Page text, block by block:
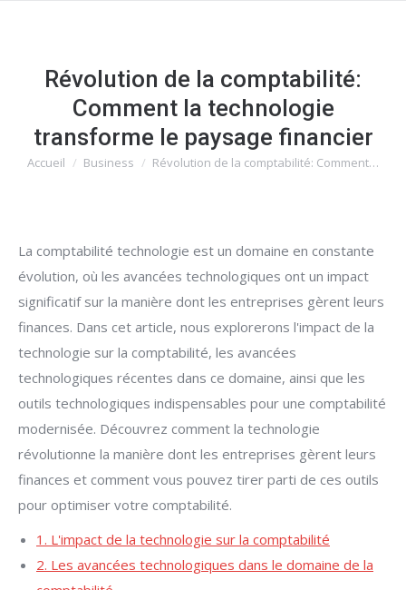
Révolution de la comptabilité:
Comment la technologie
transforme le paysage financier
Vous êtes ici :
Accueil Business Révolution de la comptabilité: Comment…
La comptabilité technologie est un domaine en constante
évolution, où les avancées technologiques ont un impact
significatif sur la manière dont les entreprises gèrent leurs
finances. Dans cet article, nous explorerons l'impact de la
technologie sur la comptabilité, les avancées
technologiques récentes dans ce domaine, ainsi que les
outils technologiques indispensables pour une comptabilité
modernisée. Découvrez comment la technologie
révolutionne la manière dont les entreprises gèrent leurs
finances et comment vous pouvez tirer parti de ces outils
pour optimiser votre comptabilité.
1. L'impact de la technologie sur la comptabilité
2. Les avancées technologiques dans le domaine de la